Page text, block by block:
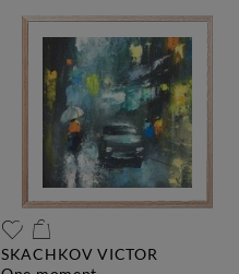
SKACHKOV VICTOR